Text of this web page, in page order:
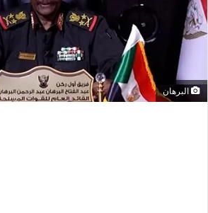
البرهان